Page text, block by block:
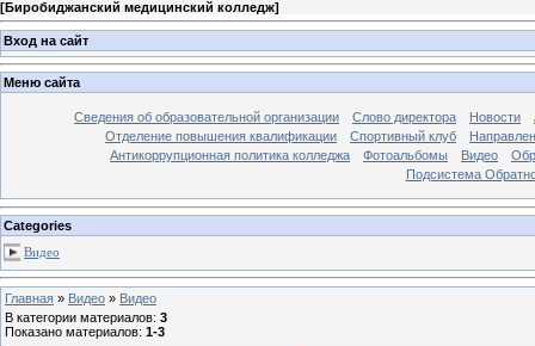
[Биробиджанский медицинский колледж]
Вход на сайт
Меню сайта
Сведения об образовательной организации Слово директора Новости
Отделение повышения квалификации
Спортивный клуб
Антикоррупционная политика колледжа
Фотоальбомы Видео
Подсистема
Categories
Видео
Главная » Видео » Видео
В категории материалов: 3
Показано материалов: 1-3